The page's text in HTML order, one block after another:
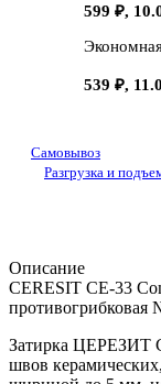
599 ₽,
539 ₽,
Самовывоз
Разгрузка и
Описание
CERESIT CE-33
противогрибковая
Затирка ЦЕРЕЗИТ
швов